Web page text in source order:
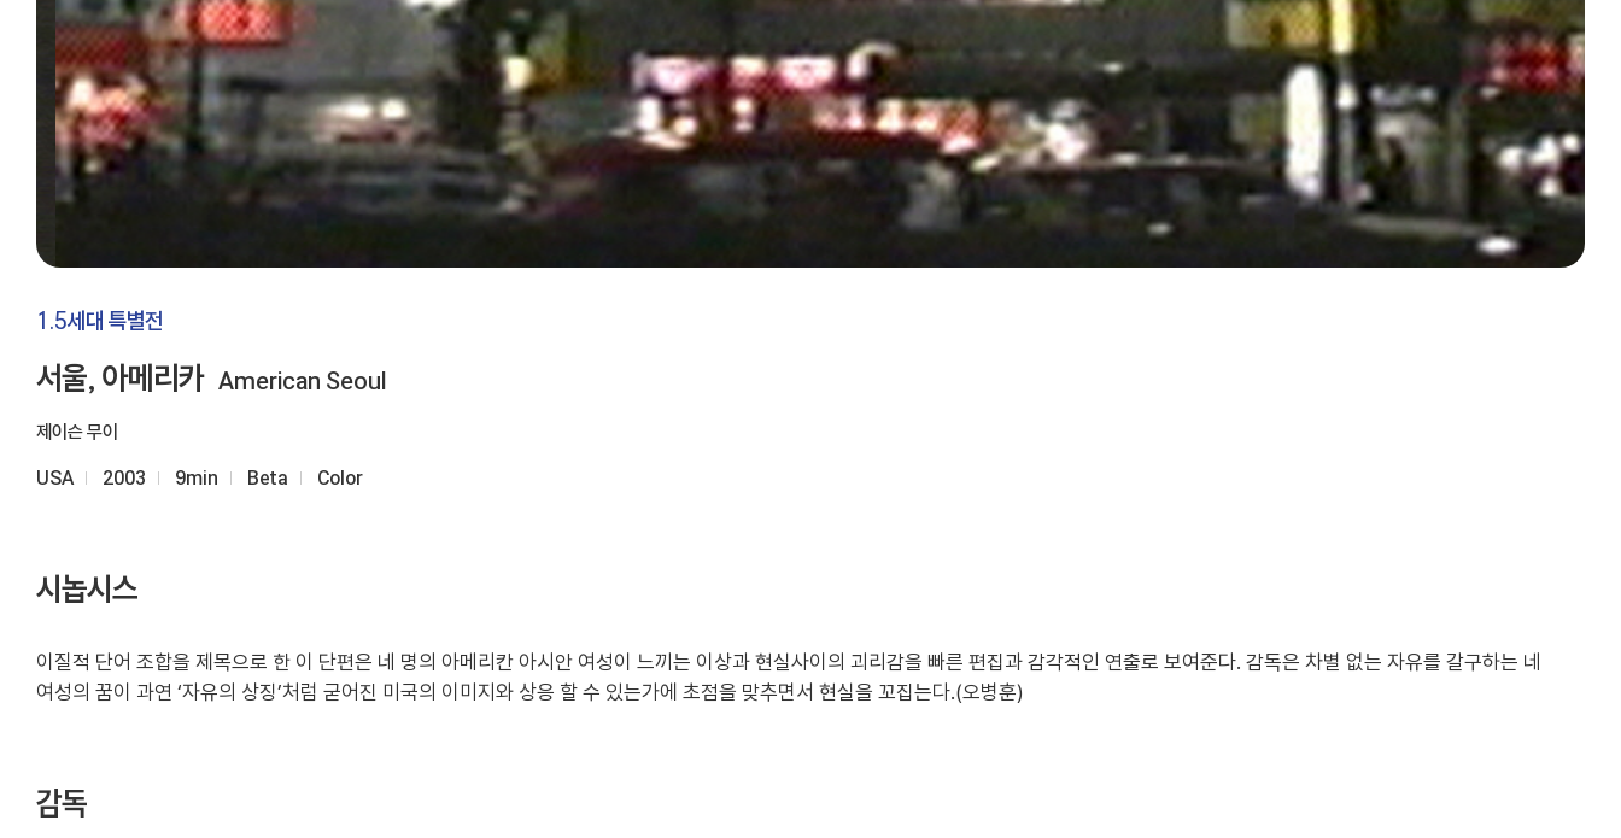
1.5세대 특별전
서울, 아메리카 American Seoul
제이슨 무이
USA 2003 9min Beta Color
시놉시스
이질적 단어 조합을 제목으로 한 이 단편은 네 명의 아메리칸 아시안 여성이 느끼는 이상과 현실사이의 괴리감을 빠른 편집과 감각적인 연출로 보여준다. 감독은 차별 없는 자유를 갈구하는 네
여성의 꿈이 과연 ‘자유의 상징’처럼 굳어진 미국의 이미지와 상응 할 수 있는가에 초점을 맞추면서 현실을 꼬집는다.(오병훈)
감독